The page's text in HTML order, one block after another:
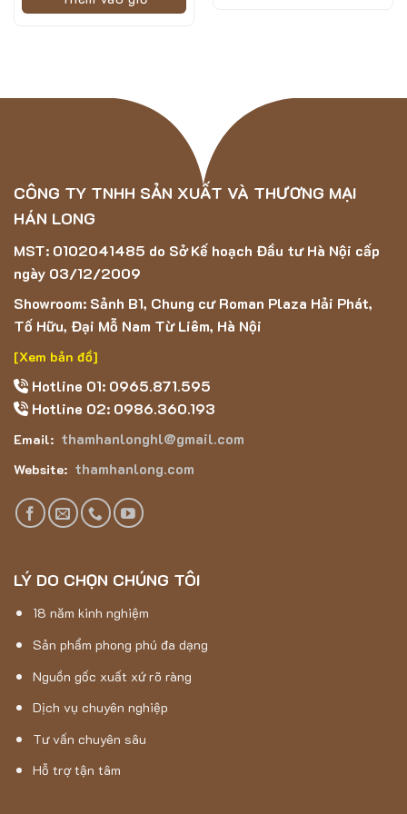
polyester thường giữ được sắc nét và màu sắc sáng đẹp
thảm lông dài
được thiết kế với mật độ sợi
dày dặn, tạo cảm giác mềm mại và êm ái khi tiếp xúc. Sợi
lông dày cung cấp độ bền cao và khả năng chịu mài mòn
tốt, giúp thảm giữ được hình dáng và độ phồng lâu dài.
Thảm có bề mặt mềm mại, êm ái, giúp tạo cảm giác thoải
mái khi đi lại.
Ứng dụng của mẫu thảm Lông Dài 5D – AB2501
Thảm Lông Dài 5D – AB2501 với hoạt tiết hình tròn và sự
CÔNG TY TNHH SẢN XUẤT VÀ THƯƠNG MẠI
HÁN LONG
MST: 0102041485 do Sở Kế hoạch Đầu tư Hà Nội cấp
ngày 03/12/2009
Showroom: Sảnh B1, Chung cư Roman Plaza Hải Phát,
Tố Hữu, Đại Mỗ Nam Từ Liêm, Hà Nội
[Xem bản đồ]
Hotline 01: 0965.871.595
Hotline 02: 0986.360.193
Email: thamhanlonghl@gmail.com
Website: thamhanlong.com
LÝ DO CHỌN CHÚNG TÔI
18 năm kinh nghiệm
Sản phẩm phong phú đa dạng
Nguồn gốc xuất xứ rõ ràng
Dịch vụ chuyên nghiệp
Tư vấn chuyên sâu
Hỗ trợ tận tâm